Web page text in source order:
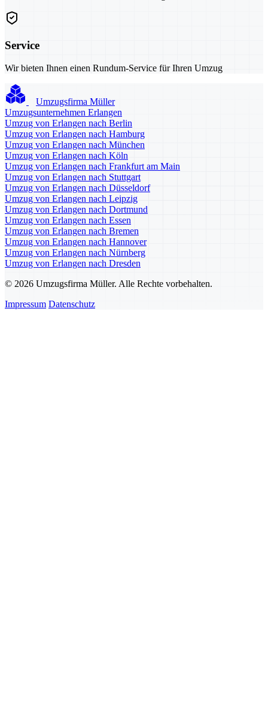
Service
Wir bieten Ihnen einen Rundum-Service für Ihren Umzug
Umzugsfirma Müller
Umzugsunternehmen Erlangen
Umzug von Erlangen nach Berlin
Umzug von Erlangen nach Hamburg
Umzug von Erlangen nach München
Umzug von Erlangen nach Köln
Umzug von Erlangen nach Frankfurt am Main
Umzug von Erlangen nach Stuttgart
Umzug von Erlangen nach Düsseldorf
Umzug von Erlangen nach Leipzig
Umzug von Erlangen nach Dortmund
Umzug von Erlangen nach Essen
Umzug von Erlangen nach Bremen
Umzug von Erlangen nach Hannover
Umzug von Erlangen nach Nürnberg
Umzug von Erlangen nach Dresden
© 2026 Umzugsfirma Müller. Alle Rechte vorbehalten.
Impressum Datenschutz